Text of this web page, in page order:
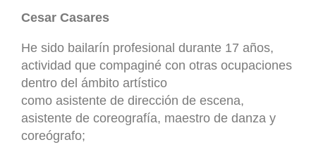
Cesar Casares
He sido bailarín profesional durante 17 años,
actividad que compaginé con otras ocupaciones
dentro del ámbito artístico
como asistente de dirección de escena,
asistente de coreografía, maestro de danza y
coreógrafo;